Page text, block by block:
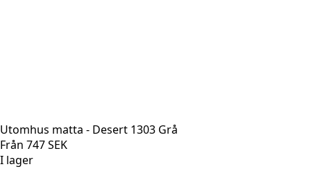
Utomhus matta - Desert 1303 Grå
Från 747SEK
I lager